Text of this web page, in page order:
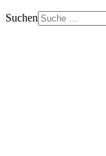
Suchen